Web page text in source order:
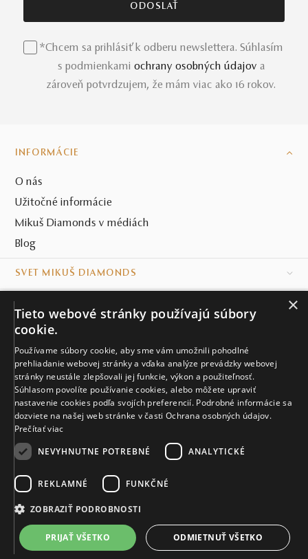
5 412 €
Vyrobíme a doručíme do 28 dní
VIAC INFO
*Chcem sa prihlásiť k odberu newslettera. Súhlasím
s podmienkami ochrany osobných údajov a
zároveň potvrdzujem, že mám viac ako 16 rokov.
INFORMÁCIE
O nás
Užitočné informácie
Mikuš Diamonds v médiách
Blog
SVET MIKUŠ DIAMONDS
KONTAKT
Naše klenotníctva
Sídlo spoločnosti
© MIKUŠ DIAMONDS, A.S. 2026. VŠETKY PRÁVA VYHRADENÉ.
×
Tieto webové stránky používajú súbory
cookie.
Používame súbory cookie, aby sme vám umožnili pohodlné
prehliadanie webovej stránky a vďaka analýze prevádzky webovej
stránky neustále zlepšovali jej funkcie, výkon a použiteľnosť.
Súhlasom povolíte používanie cookies, alebo môžete upraviť
nastavenie cookies podľa svojích preferencií. Podrobné informácie sa
dozviete na našej web stránke v časti Ochrana osobných údajov.
Prečítať viac
NEVYHNUTNE POTREBNÉ
ANALYTICKÉ
REKLAMNÉ FUNKČNÉ
ZOBRAZIŤ PODROBNOSTI
PRIJAŤ VŠETKO ODMIETNUŤ VŠETKO